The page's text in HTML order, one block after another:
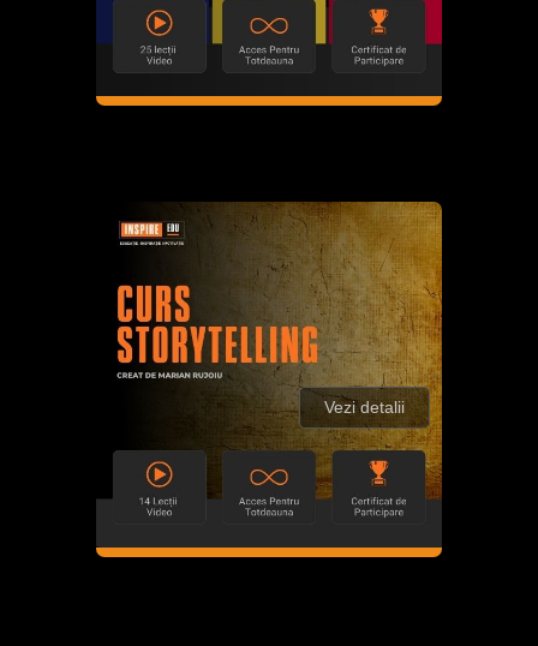
Vezi detalii